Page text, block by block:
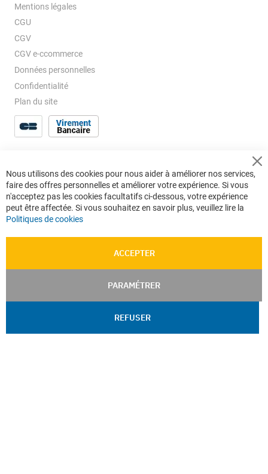
Mentions légales
CGU
CGV
CGV e-ccommerce
Données personnelles
Confidentialité
Plan du site
Nous utilisons des cookies pour nous aider à améliorer nos services,
faire des offres personnelles et améliorer votre expérience. Si vous
n'acceptez pas les cookies facultatifs ci-dessous, votre expérience
peut être affectée. Si vous souhaitez en savoir plus, veuillez lire la
Politiques de cookies
ACCEPTER
PARAMÉTRER
REFUSER